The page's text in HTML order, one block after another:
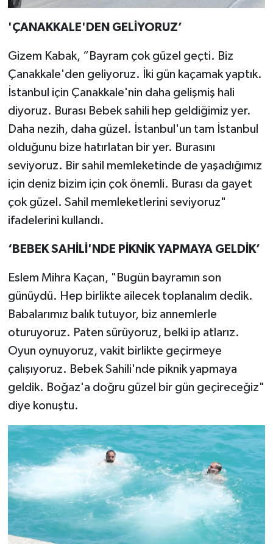
'ÇANAKKALE'DEN GELİYORUZ’
Gizem Kabak, “Bayram çok güzel geçti. Biz
Çanakkale'den geliyoruz. İki gün kaçamak yaptık.
İstanbul için Çanakkale'nin daha gelişmiş hali
diyoruz. Burası Bebek sahili hep geldiğimiz yer.
Daha nezih, daha güzel. İstanbul'un tam İstanbul
olduğunu bize hatırlatan bir yer. Burasını
seviyoruz. Bir sahil memleketinde de yaşadığımız
için deniz bizim için çok önemli. Burası da gayet
çok güzel. Sahil memleketlerini seviyoruz"
ifadelerini kullandı.
‘BEBEK SAHİLİ'NDE PİKNİK YAPMAYA GELDİK’
Eslem Mihra Kaçan, "Bugün bayramın son
günüydü. Hep birlikte ailecek toplanalım dedik.
Babalarımız balık tutuyor, biz annemlerle
oturuyoruz. Paten sürüyoruz, belki ip atlarız.
Oyun oynuyoruz, vakit birlikte geçirmeye
çalışıyoruz. Bebek Sahili'nde piknik yapmaya
geldik. Boğaz'a doğru güzel bir gün geçireceğiz"
diye konuştu.